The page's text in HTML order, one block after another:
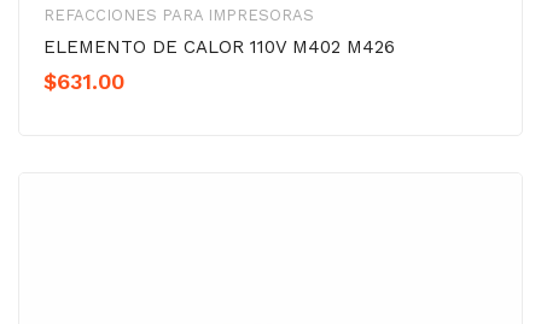
REFACCIONES PARA IMPRESORAS
ELEMENTO DE CALOR 110V M402 M426
$631.00